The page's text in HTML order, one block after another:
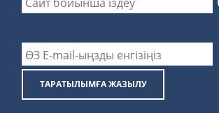
ТАРАТЫЛЫМҒА ЖАЗЫЛУ